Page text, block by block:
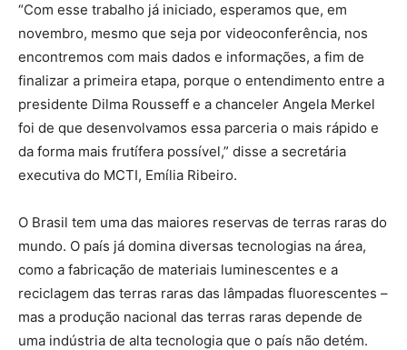
“Com esse trabalho já iniciado, esperamos que, em
novembro, mesmo que seja por videoconferência, nos
encontremos com mais dados e informações, a fim de
finalizar a primeira etapa, porque o entendimento entre a
presidente Dilma Rousseff e a chanceler Angela Merkel
foi de que desenvolvamos essa parceria o mais rápido e
da forma mais frutífera possível,” disse a secretária
executiva do MCTI, Emília Ribeiro.
O Brasil tem uma das maiores reservas de terras raras do
mundo. O país já domina diversas tecnologias na área,
como a fabricação de materiais luminescentes e a
reciclagem das terras raras das lâmpadas fluorescentes –
mas a produção nacional das terras raras depende de
uma indústria de alta tecnologia que o país não detém.